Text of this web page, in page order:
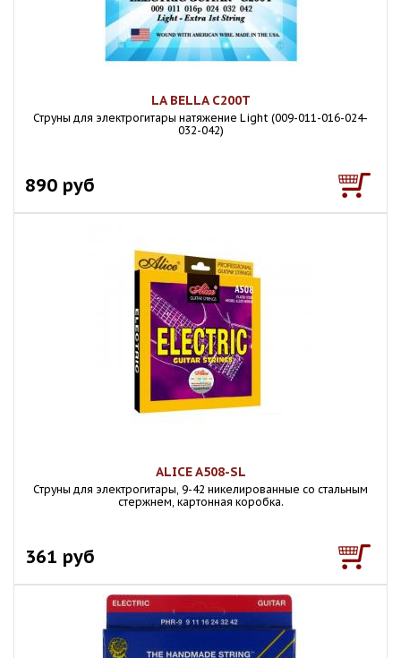
LA BELLA C200T
Струны для электрогитары натяжение Light (009-011-016-024-
032-042)
890 руб
ALICE A508-SL
Струны для электрогитары, 9-42 никелированные со стальным
стержнем, картонная коробка.
361 руб